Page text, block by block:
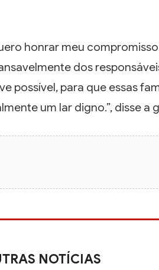
honrar meu
dos
possível, para que essas
um lar digno.”, disse a
NOTÍCIAS